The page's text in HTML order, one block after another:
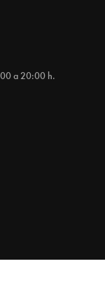
a 20:00 h.